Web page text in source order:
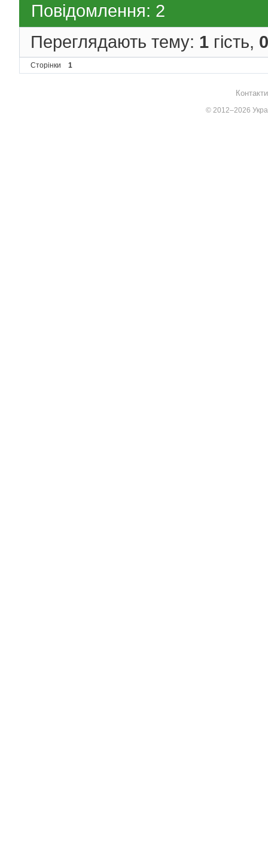
Повідомлення: 2
Переглядають тему: 1 гість, 0
Сторінки 1
© 2012–2026